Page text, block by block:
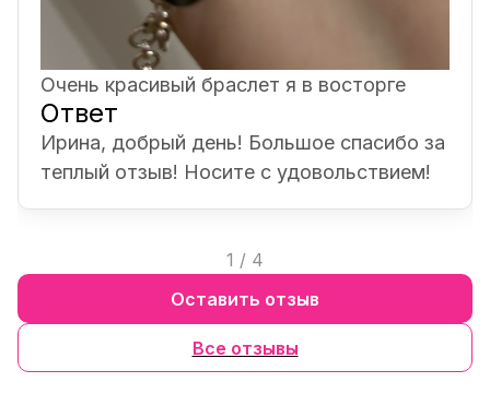
Очень красивый браслет я в восторге
Ответ
Ирина, добрый день! Большое спасибо за
теплый отзыв! Носите с удовольствием!
1 / 4
Все отзывы
Оставить отзыв